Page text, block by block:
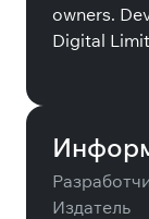
owners.
Digital
Издатель